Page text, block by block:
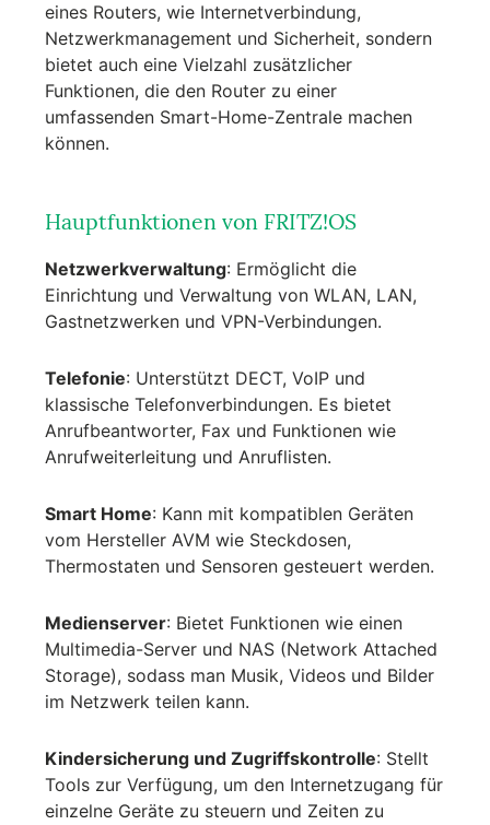
eines Routers, wie Internetverbindung,
Netzwerkmanagement und Sicherheit, sondern
bietet auch eine Vielzahl zusätzlicher
Funktionen, die den Router zu einer
umfassenden Smart-Home-Zentrale machen
können.
Hauptfunktionen von FRITZ!OS
Netzwerkverwaltung: Ermöglicht die
Einrichtung und Verwaltung von WLAN, LAN,
Gastnetzwerken und VPN-Verbindungen.
Telefonie: Unterstützt DECT, VoIP und
klassische Telefonverbindungen. Es bietet
Anrufbeantworter, Fax und Funktionen wie
Anrufweiterleitung und Anruflisten.
Smart Home: Kann mit kompatiblen Geräten
vom Hersteller AVM wie Steckdosen,
Thermostaten und Sensoren gesteuert werden.
Medienserver: Bietet Funktionen wie einen
Multimedia-Server und NAS (Network Attached
Storage), sodass man Musik, Videos und Bilder
im Netzwerk teilen kann.
Kindersicherung und Zugriffskontrolle: Stellt
Tools zur Verfügung, um den Internetzugang für
einzelne Geräte zu steuern und Zeiten zu